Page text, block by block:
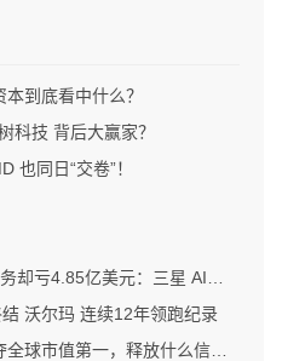
到底看中什么？
科技 背后大赢家？
也同日“交卷”！
亿美元：三星 AI红利的另一面
沃尔玛 连续12年领跑纪录
市值第一，释放什么信号？